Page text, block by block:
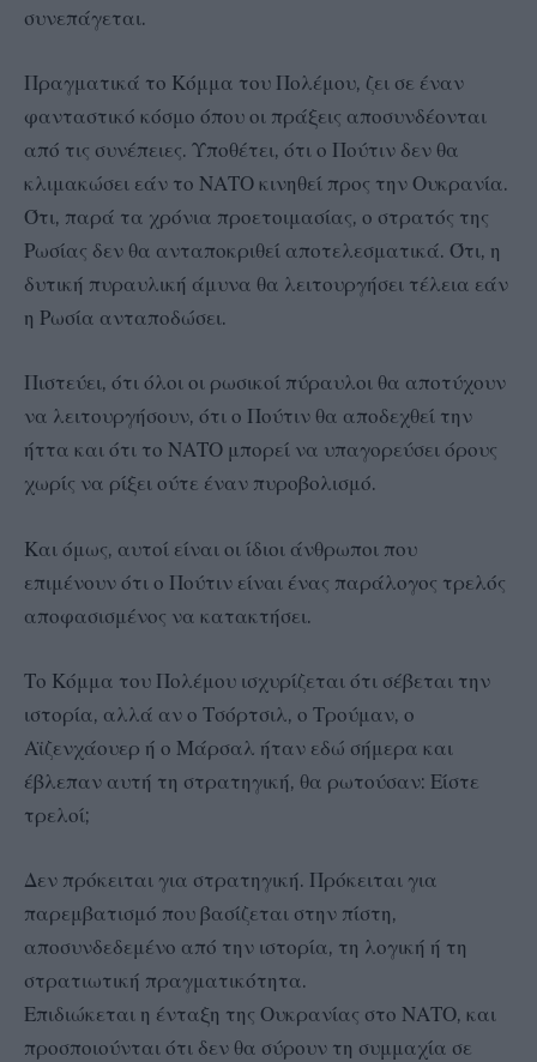
συνεπάγεται.
Πραγματικά το Κόμμα του Πολέμου, ζει σε έναν
φανταστικό κόσμο όπου οι πράξεις αποσυνδέονται
από τις συνέπειες. Υποθέτει, ότι ο Πούτιν δεν θα
κλιμακώσει εάν το ΝΑΤΟ κινηθεί προς την Ουκρανία.
Ότι, παρά τα χρόνια προετοιμασίας, ο στρατός της
Ρωσίας δεν θα ανταποκριθεί αποτελεσματικά. Ότι, η
δυτική πυραυλική άμυνα θα λειτουργήσει τέλεια εάν
η Ρωσία ανταποδώσει.
Πιστεύει, ότι όλοι οι ρωσικοί πύραυλοι θα αποτύχουν
να λειτουργήσουν, ότι ο Πούτιν θα αποδεχθεί την
ήττα και ότι το ΝΑΤΟ μπορεί να υπαγορεύσει όρους
χωρίς να ρίξει ούτε έναν πυροβολισμό.
Και όμως, αυτοί είναι οι ίδιοι άνθρωποι που
επιμένουν ότι ο Πούτιν είναι ένας παράλογος τρελός
αποφασισμένος να κατακτήσει.
Το Κόμμα του Πολέμου ισχυρίζεται ότι σέβεται την
ιστορία, αλλά αν ο Τσόρτσιλ, ο Τρούμαν, ο
Αϊζενχάουερ ή ο Μάρσαλ ήταν εδώ σήμερα και
έβλεπαν αυτή τη στρατηγική, θα ρωτούσαν: Είστε
τρελοί;
Δεν πρόκειται για στρατηγική. Πρόκειται για
παρεμβατισμό που βασίζεται στην πίστη,
αποσυνδεδεμένο από την ιστορία, τη λογική ή τη
στρατιωτική πραγματικότητα.
Επιδιώκεται η ένταξη της Ουκρανίας στο ΝΑΤΟ, και
προσποιούνται ότι δεν θα σύρουν τη συμμαχία σε